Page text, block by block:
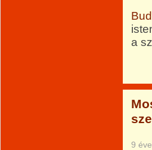
a
9 éve